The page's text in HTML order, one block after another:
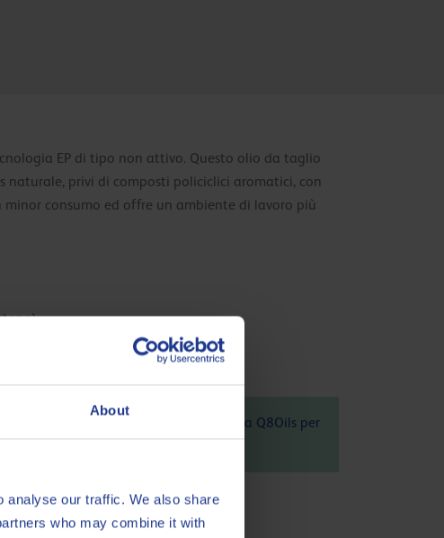
About
analyse our traffic. We also share
who may combine it with
EP di tipo non attivo. Questo olio da taglio
privi di composti policiclici aromatici, con
consumo ed offre un ambiente di lavoro più
7006 è 1.25 kg CO
eq / kg. Contatta Q8Oils per
di più, clicca